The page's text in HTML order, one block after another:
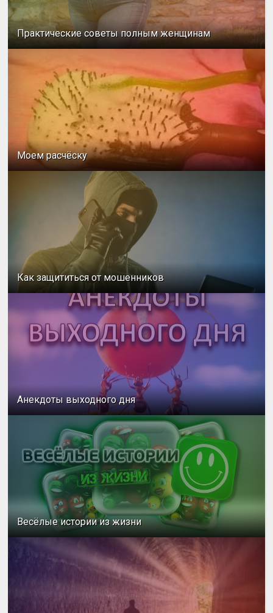
Практические советы полным женщинам
Моем расчёску
Как защититься от мошенников
Анекдоты выходного дня
Весёлые истории из жизни